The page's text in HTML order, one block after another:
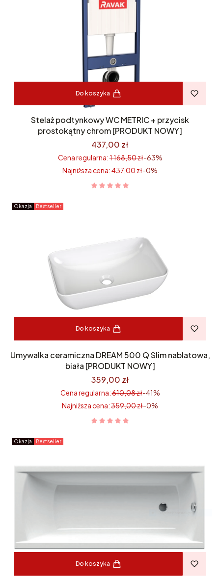
Do koszyka
Stelaż podtynkowy WC METRIC + przycisk
prostokątny chrom [PRODUKT NOWY]
437,00 zł
Cena regularna:1 168,50 zł-63%
Najniższa cena:437,00 zł-0%
Okazja Bestseller
Do koszyka
Umywalka ceramiczna DREAM 500 Q Slim nablatowa,
biała [PRODUKT NOWY]
359,00 zł
Cena regularna:610,08 zł-41%
Najniższa cena:359,00 zł-0%
Okazja Bestseller
Do koszyka